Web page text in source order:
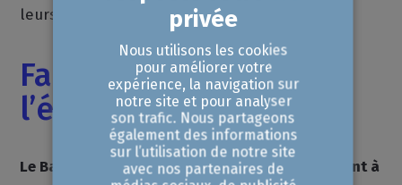
leurs projets.
Faire rayonner
l’écosystème local
Le Barreau d’Aix en Provence s’engage également à
Nous utilisons les cookies
pour améliorer votre
expérience, la navigation sur
notre site et pour analyser
son trafic. Nous partageons
également des informations
sur l’utilisation de notre site
avec nos partenaires de